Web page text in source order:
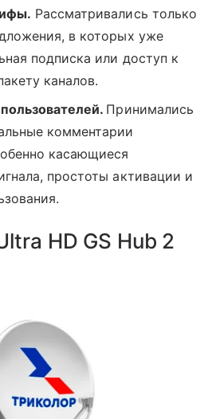
Рассматривались только
в которых уже
подписка или доступ к
каналов.
Принимались
комментарии
касающиеся
простоты активации и
HD GS Hub 2